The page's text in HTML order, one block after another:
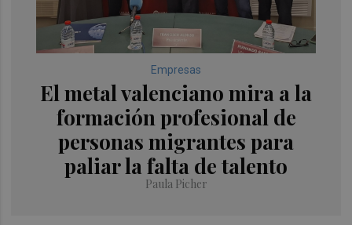
Empresas
El metal valenciano mira a la
formación profesional de
personas migrantes para
paliar la falta de talento
Paula Picher